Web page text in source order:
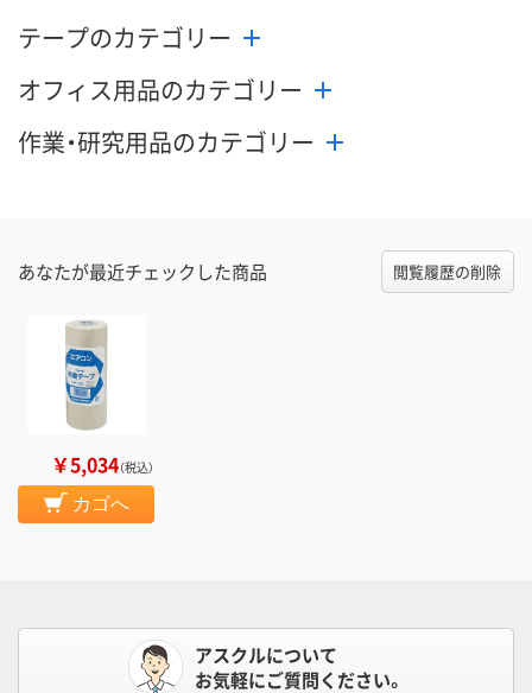
テープのカテゴリー
オフィス用品のカテゴリー
作業・研究用品のカテゴリー
あなたが最近チェックした商品 閲覧履歴の削除
￥5,034（税込）
カゴへ
アスクルについて
お気軽にご質問ください。